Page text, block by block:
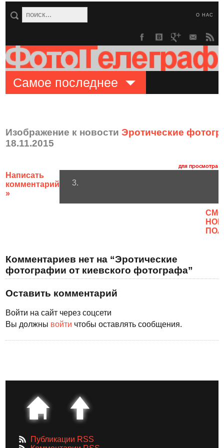
О НАС
Самое последнее
Изображение к новостиЭротические
18.11.2015
Написать
комментарий
»
3.
Комментариев нет на “Эротические
фотографии от киевского фотографа”
Оставить комментарий
Войти на сайт через соцсети
Вы должны войти чтобы оставлять сообщения.
Публикации RSS